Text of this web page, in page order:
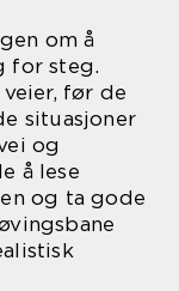
om å
for steg.
før de
situasjoner
og
å lese
og ta gode